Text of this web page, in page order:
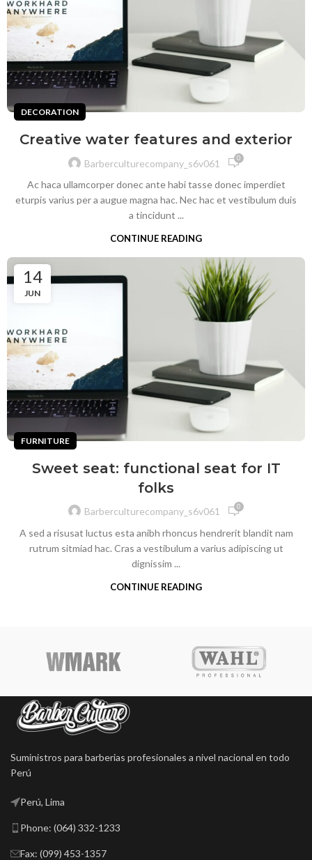
DECORATION
Creative water features and exterior
Barberculturecompany_s6v061 0
Ac haca ullamcorper donec ante habi tasse donec imperdiet
eturpis varius per a augue magna hac. Nec hac et vestibulum duis
a tincidunt ...
CONTINUE READING
14
JUN
FURNITURE
Sweet seat: functional seat for IT
folks
Barberculturecompany_s6v061 0
A sed a risusat luctus esta anibh rhoncus hendrerit blandit nam
rutrum sitmiad hac. Cras a vestibulum a varius adipiscing ut
dignissim ...
CONTINUE READING
Suministros para barberias profesionales a nivel nacional en todo
Perú
Perú, Lima
Phone: (064) 332-1233
Fax: (099) 453-1357